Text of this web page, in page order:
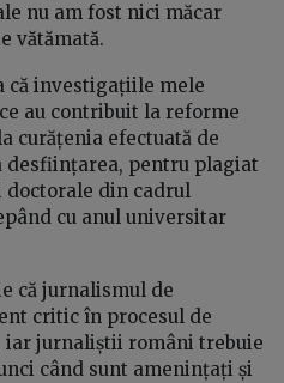
nu am fost nici măcar
vătămată.
că investigațiile mele
au contribuit la reforme
curățenia efectuată de
desființarea, pentru plagiat
doctorale din cadrul
cu anul universitar
că jurnalismul de
critic în procesul de
iar jurnaliștii români trebuie
când sunt amenințați și